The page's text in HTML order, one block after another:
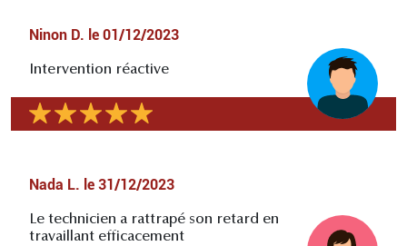
Ninon D. le 01/12/2023
Intervention réactive
Nada L. le 31/12/2023
Le technicien a rattrapé son retard en
travaillant efficacement